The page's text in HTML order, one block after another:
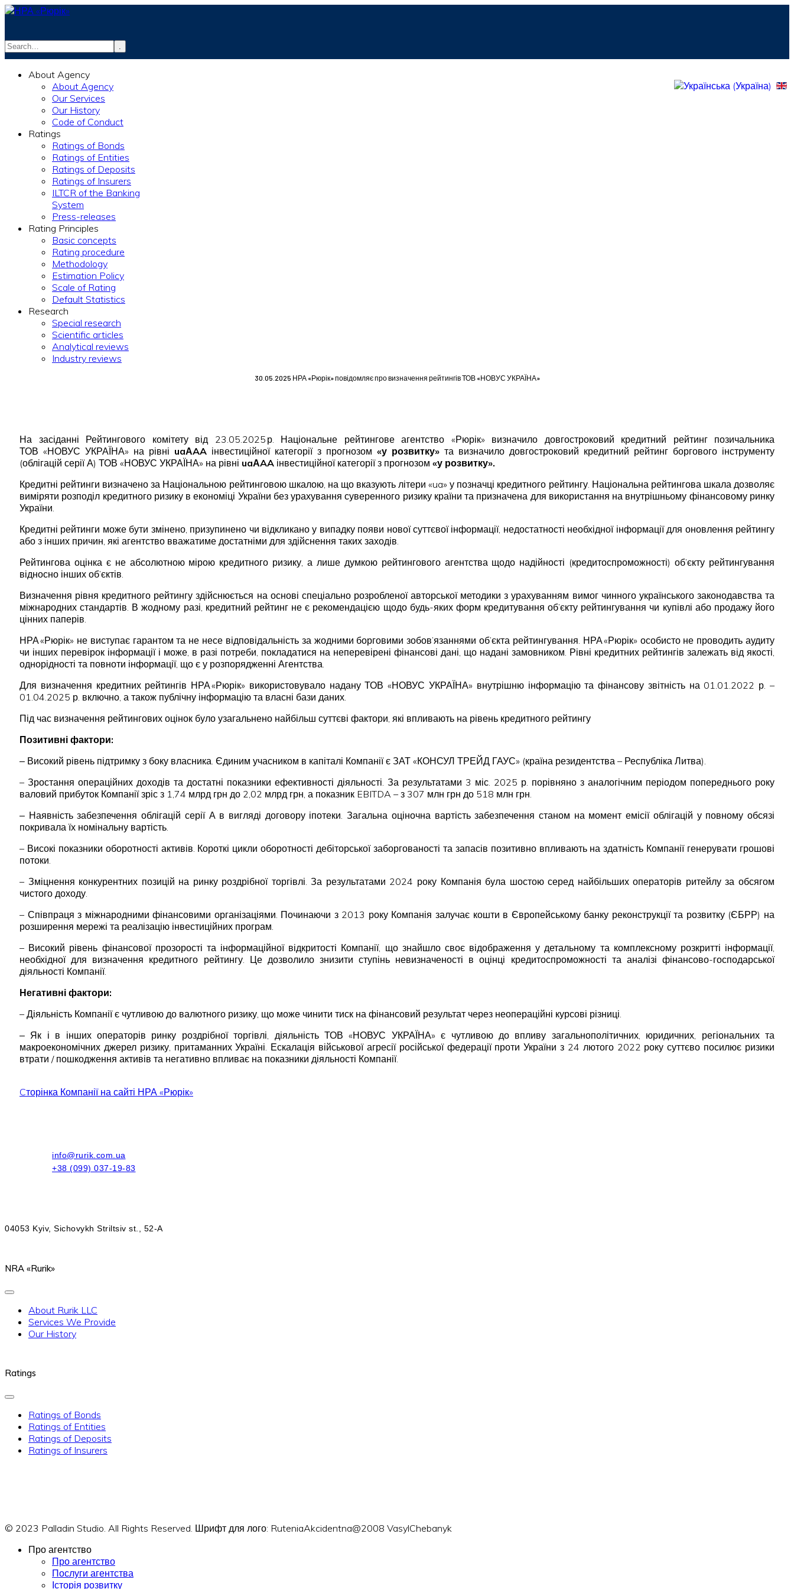
.
info@rurik.com.ua
About Agency
About Agency
Our Services
Our History
Code of Conduct
Ratings
Ratings of Bonds
Ratings of Entities
Ratings of Deposits
Ratings of Insurers
ILTCR of the Banking
System
Press-releases
Rating Principles
Basic concepts
Rating procedure
Methodology
Estimation Policy
Scale of Rating
Default Statistics
Research
Special research
Scientific articles
Analytical reviews
Industry reviews
30.05.2025 НРА «Рюрік» повідомляє про визначення рейтингів ТОВ «НОВУС УКРАЇНА»
На засіданні Рейтингового комітету від 23.05.2025 р. Національне рейтингове агентство «Рюрік» визначило довгостроковий кредитний рейтинг позичальника
ТОВ «НОВУС УКРАЇНА» на рівні uaАAA інвестиційної категорії з прогнозом «у розвитку» та визначило довгостроковий кредитний рейтинг боргового інструменту
(облігацій серії А) ТОВ «НОВУС УКРАЇНА» на рівні uaАAA інвестиційної категорії з прогнозом «у розвитку».
Кредитні рейтинги визначено за Національною рейтинговою шкалою, на що вказують літери «ua» у позначці кредитного рейтингу. Національна рейтингова шкала дозволяє
виміряти розподіл кредитного ризику в економіці України без урахування суверенного ризику країни та призначена для використання на внутрішньому фінансовому ринку
України.
Кредитні рейтинги може бути змінено, призупинено чи відкликано у випадку появи нової суттєвої інформації, недостатності необхідної інформації для оновлення рейтингу
або з інших причин, які агентство вважатиме достатніми для здійснення таких заходів.
Рейтингова оцінка є не абсолютною мірою кредитного ризику, а лише думкою рейтингового агентства щодо надійності (кредитоспроможності) об’єкту рейтингування
відносно інших об’єктів.
Визначення рівня кредитного рейтингу здійснюється на основі спеціально розробленої авторської методики з урахуванням вимог чинного українського законодавства та
міжнародних стандартів. В жодному разі, кредитний рейтинг не є рекомендацією щодо будь-яких форм кредитування об’єкту рейтингування чи купівлі або продажу його
цінних паперів.
НРА «Рюрік» не виступає гарантом та не несе відповідальність за жодними борговими зобов’язаннями об’єкта рейтингування. НРА «Рюрік» особисто не проводить аудиту
чи інших перевірок інформації і може, в разі потреби, покладатися на неперевірені фінансові дані, що надані замовником. Рівні кредитних рейтингів залежать від якості,
однорідності та повноти інформації, що є у розпорядженні Агентства.
Для визначення кредитних рейтингів НРА «Рюрік» використовувало надану ТОВ «НОВУС УКРАЇНА» внутрішню інформацію та фінансову звітність на 01.01.2022 р. –
01.04.2025 р. включно, а також публічну інформацію та власні бази даних.
Під час визначення рейтингових оцінок було узагальнено найбільш суттєві фактори, які впливають на рівень кредитного рейтингу
Позитивні фактори:
‒ Високий рівень підтримку з боку власника. Єдиним учасником в капіталі Компанії є ЗАТ «КОНСУЛ ТРЕЙД ГАУС» (країна резидентства – Республіка Литва).
– Зростання операційних доходів та достатні показники ефективності діяльності. За результатами 3 міс. 2025 р. порівняно з аналогічним періодом попереднього року
валовий прибуток Компанії зріс з 1,74 млрд грн до 2,02 млрд грн, а показник EBITDA – з 307 млн грн до 518 млн грн.
‒ Наявність забезпечення облігацій серії А в вигляді договору іпотеки. Загальна оціночна вартість забезпечення станом на момент емісії облігацій у повному обсязі
покривала їх номінальну вартість.
– Високі показники оборотності активів. Короткі цикли оборотності дебіторської заборгованості та запасів позитивно впливають на здатність Компанії генерувати грошові
потоки.
– Зміцнення конкурентних позицій на ринку роздрібної торгівлі. За результатами 2024 року Компанія була шостою серед найбільших операторів ритейлу за обсягом
чистого доходу.
– Співпраця з міжнародними фінансовими організаціями. Починаючи з 2013 року Компанія залучає кошти в Європейському банку реконструкції та розвитку (ЄБРР) на
розширення мережі та реалізацію інвестиційних програм.
– Високий рівень фінансової прозорості та інформаційної відкритості Компанії, що знайшло своє відображення у детальному та комплексному розкритті інформації,
необхідної для визначення кредитного рейтингу. Це дозволило знизити ступінь невизначеності в оцінці кредитоспроможності та аналізі фінансово-господарської
діяльності Компанії.
Негативні фактори:
– Діяльність Компанії є чутливою до валютного ризику, що може чинити тиск на фінансовий результат через неопераційні курсові різниці.
‒ Як і в інших операторів ринку роздрібної торгівлі, діяльність ТОВ «НОВУС УКРАЇНА» є чутливою до впливу загальнополітичних, юридичних, регіональних та
макроекономічних джерел ризику, притаманних Україні. Ескалація військової агресії російської федерації проти України з 24 лютого 2022 року суттєво посилює ризики
втрати / пошкодження активів та негативно впливає на показники діяльності Компанії.
Cторінка Компанії на сайті НРА «Рюрік»
info@rurik.com.ua
+38 (099) 037-19-83
04053 Kyiv, Sichovykh Striltsiv st., 52-A
NRA «Rurik»
About Rurik LLC
Services We Provide
Our History
Ratings
Ratings of Bonds
Ratings of Entities
Ratings of Deposits
Ratings of Insurers
© 2023 Palladin Studio. All Rights Reserved. Шрифт для лого: RuteniaAkcidentna@2008 VasylChebanyk
Про агентство
Про агентство
Послуги агентства
Історія розвитку